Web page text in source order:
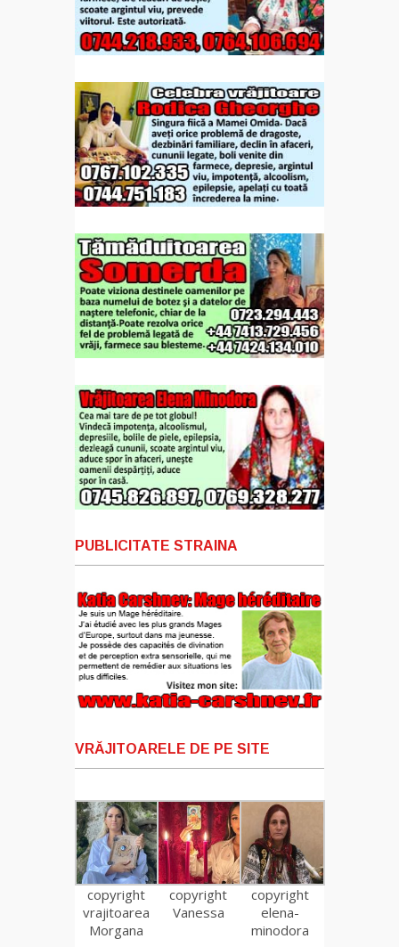
PUBLICITATE STRAINA
VRĂJITOARELE DE PE SITE
copyright
vrajitoarea
Morgana
copyright
Vanessa
copyright
elena-
minodora